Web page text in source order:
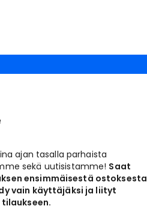
ajan tasalla parhaista
sekä uutisistamme! Saat
ensimmäisestä ostoksesta
vain käyttäjäksi ja liityt